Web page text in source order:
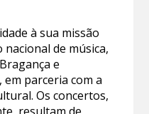
à sua missão
de música,
e
parceria com a
Os concertos,